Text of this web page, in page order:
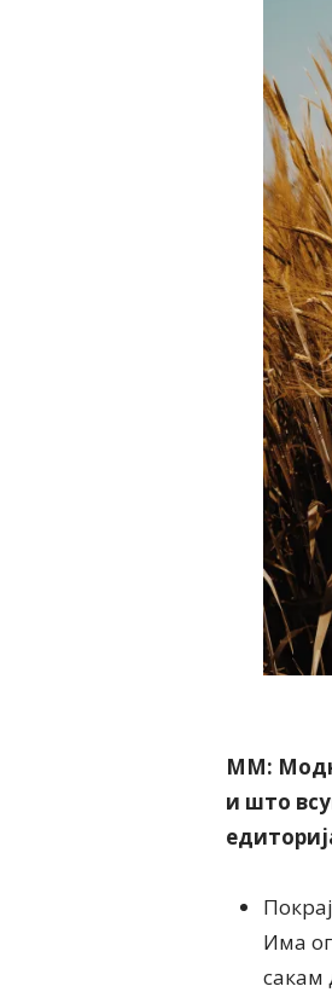
ММ:
и што
Има
сакам